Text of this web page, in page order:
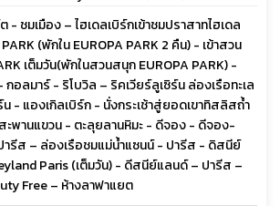
- ชมเมือง – ไฮเดลเบิร์กเข้าชมปราสาทไฮเดล
(พักใน EUROPA PARK 2 คืน) - เข้าสวน
เต็มวัน(พักในสวนสนุก EUROPA PARK) -
กอลมาร์ - ริโบวิล – ริคเวียร์ลูเซิร์น ล่องเรือทะเล
- แองเกิลเบิร์ก - นั่งกระเช้าสู่ยอดเขาทิสลิสถ้ำ
ะพานแขวน - ตะลุยลานหิมะ - ดีจอง - ดีจอง-
ารีส – ล่องเรือชมแม่น้ำแซนน์ - ปารีส - ดิสนีย์
Paris (เต็มวัน) - ดีสนีย์แลนด์ – ปารีส –
Free – ห้างลาฟาแยต